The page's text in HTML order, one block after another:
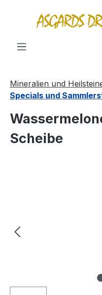
springen
Mineralien und
Specials und
Scheibe